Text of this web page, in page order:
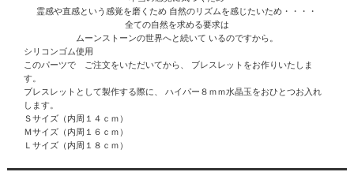
霊感や直感という感覚を磨くため 自然のリズムを感じたいため・・・・
全ての自然を求める要求は
ムーンストーンの世界へと続いて いるのですから。
シリコンゴム使用
このパーツで ご注文をいただいてから、 ブレスレットをお作りいたしま
す。
ブレスレットとして製作する際に、 ハイパー８ｍｍ水晶玉をおひとつお入れ
します。
Ｓサイズ（内周１４ｃｍ）
Ｍサイズ（内周１６ｃｍ）
Ｌサイズ（内周１８ｃｍ）